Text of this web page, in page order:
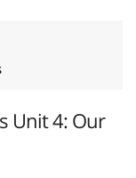
Unit 4: Our